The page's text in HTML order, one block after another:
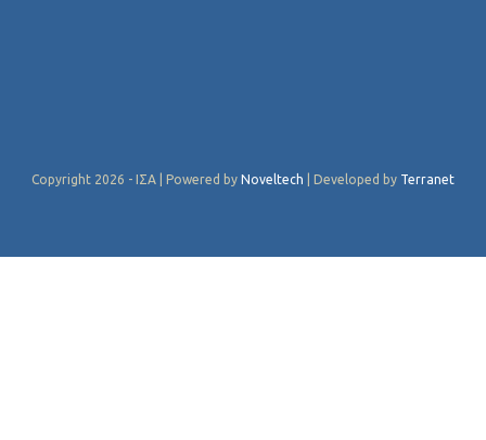
Copyright 2026 - ΙΣΑ | Powered by Noveltech | Developed by Terranet